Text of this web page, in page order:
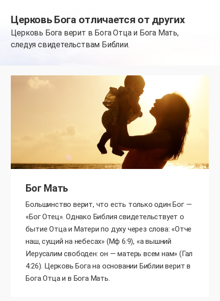
Церковь Бога отличается от других
Церковь Бога верит в Бога Отца и Бога Мать,
следуя свидетельствам Библии.
Бог Мать
Большинство верит, что есть только один Бог —
«Бог Отец». Однако Библия свидетельствует о
бытие Отца и Матери по духу через слова: «Отче
наш, сущий на небесах» (Мф 6:9), «а вышний
Иерусалим свободен: он — матерь всем нам» (Гал
4:26). Церковь Бога на основании Библии верит в
Бога Отца и в Бога Мать.